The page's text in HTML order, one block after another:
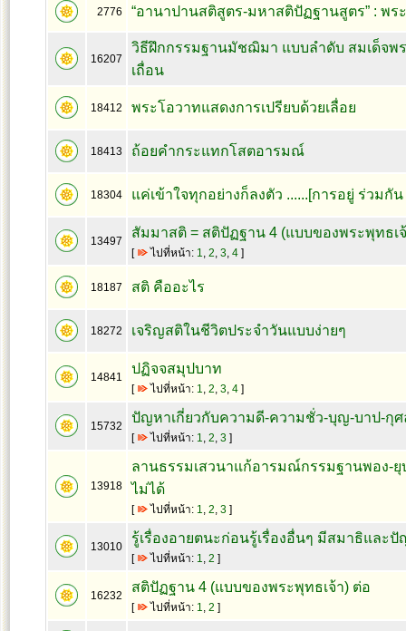
2776 “อานาปานสติสูตร-มหาสติปัฏฐานสูตร” : พร
16207
วิธีฝึกกรรมฐานมัชฌิมา แบบลำดับ สมเด็จพ
เถื่อน
18412 พระโอวาทแสดงการเปรียบด้วยเลื่อย
18413 ถ้อยคำกระแทกโสตอารมณ์
18304 แค่เข้าใจทุกอย่างก็ลงตัว ......[การอยู่ ร่วมกั
13497
สัมมาสติ = สติปัฏฐาน 4 (แบบของพระพุทธเ
[ ไปที่หน้า: 1, 2, 3, 4]
18187 สติ คืออะไร
18272 เจริญสติในชีวิตประจำวันแบบง่ายๆ
14841
ปฏิจจสมุปบาท
[ ไปที่หน้า: 1, 2, 3, 4]
15732
ปัญหาเกี่ยวกับความดี-ความชั่ว-บุญ-บาป-กุ
[ ไปที่หน้า: 1, 2, 3 ]
13918
ลานธรรมเสวนาแก้อารมณ์กรรมฐานพอง-
ไม่ได้
[ ไปที่หน้า: 1, 2, 3]
13010
รู้เรื่องอายตนะก่อนรู้เรื่องอื่นๆ มีสมาธิและ
[ ไปที่หน้า: 1, 2 ]
16232
สติปัฏฐาน 4 (แบบของพระพุทธเจ้า) ต่อ
[ ไปที่หน้า: 1, 2 ]